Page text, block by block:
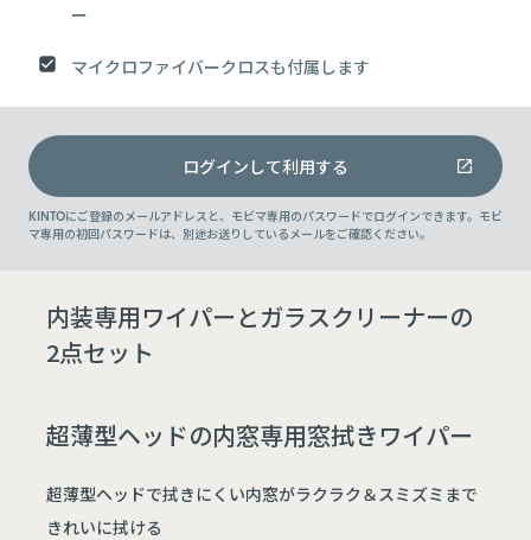
内装専用ワイパーとガラスクリーナーの
2点セット
超薄型ヘッドの内窓専用窓拭きワイパー
超薄型ヘッドで拭きにくい内窓がラクラク＆スミズミまで
きれいに拭ける
ー
マイクロファイバークロスも付属します
ログインして利用する
KINTOにご登録のメールアドレスと、モビマ専用のパスワードでログインできます。モビ
マ専用の初回パスワードは、別途お送りしているメールをご確認ください。